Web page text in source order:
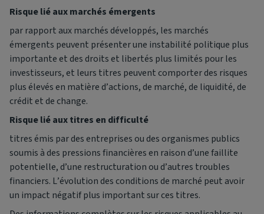
Risque lié aux marchés émergents
par rapport aux marchés développés, les marchés
émergents peuvent présenter une instabilité politique plus
importante et des droits et libertés plus limités pour les
investisseurs, et leurs titres peuvent comporter des risques
plus élevés en matière d’actions, de marché, de liquidité, de
crédit et de change.
Risque lié aux titres en difficulté
titres émis par des entreprises ou des organismes publics
soumis à des pressions financières en raison d’une faillite
potentielle, d’une restructuration ou d’autres troubles
financiers. L’évolution des conditions de marché peut avoir
un impact négatif plus important sur ces titres.